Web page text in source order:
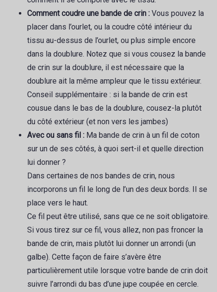
Comment coudre une bande de crin : Vous pouvez la
placer dans l’ourlet, ou la coudre côté intérieur du
tissu au-dessus de l’ourlet, ou plus simple encore
dans la doublure. Notez que si vous cousez la bande
de crin sur la doublure, il est nécessaire que la
doublure ait la même ampleur que le tissu extérieur.
Conseil supplémentaire : si la bande de crin est
cousue dans le bas de la doublure, cousez-la plutôt
du côté extérieur (et non vers les jambes)
Avec ou sans fil : Ma bande de crin à un fil de coton
sur un de ses côtés, à quoi sert-il et quelle direction
lui donner ?
Dans certaines de nos bandes de crin, nous
incorporons un fil le long de l’un des deux bords. Il se
place vers le haut.
Ce fil peut être utilisé, sans que ce ne soit obligatoire.
Si vous tirez sur ce fil, vous allez, non pas froncer la
bande de crin, mais plutôt lui donner un arrondi (un
galbe). Cette façon de faire s’avère être
particulièrement utile lorsque votre bande de crin doit
suivre l’arrondi du bas d’une jupe coupée en cercle.